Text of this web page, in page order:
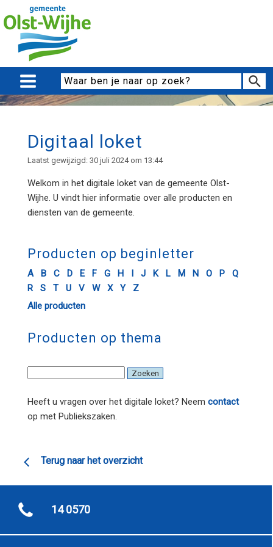
Digitaal loket
Laatst gewijzigd: 30 juli 2024 om 13:44
Welkom in het digitale loket van de gemeente Olst-
Wijhe. U vindt hier informatie over alle producten en
diensten van de gemeente.
Producten op beginletter
A B C D E F G H I J K L M N O P
Q
R
S T U V W X Y
Z
Alle producten
Producten op thema
Heeft u vragen over het digitale loket? Neem contact
op met Publiekszaken.
Terug naar het overzicht
14 0570